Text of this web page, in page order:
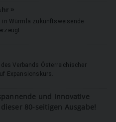
»
in Würmla zukunftsweisende
Verbands Österreichischer
Expansionskurs.
und innovative
80-seitigen Ausgabe!